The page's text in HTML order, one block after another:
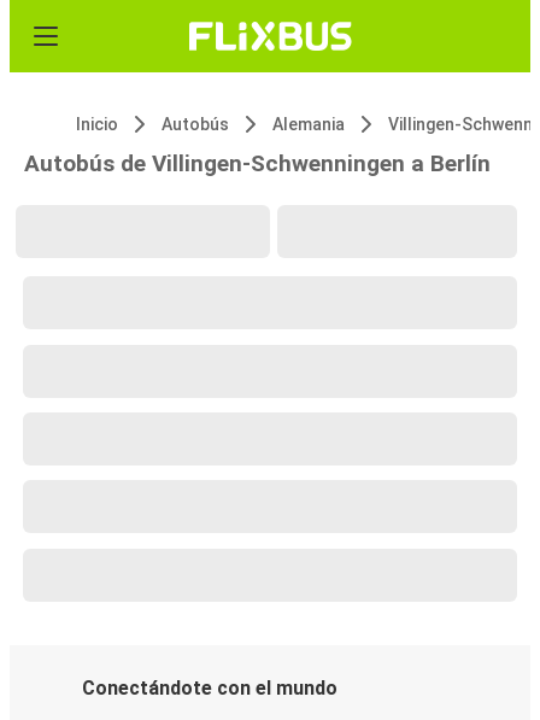
Inicio Autobús Alemania
Autobús de Villingen-Schwenningen a Berlín
Conectándote con el mundo